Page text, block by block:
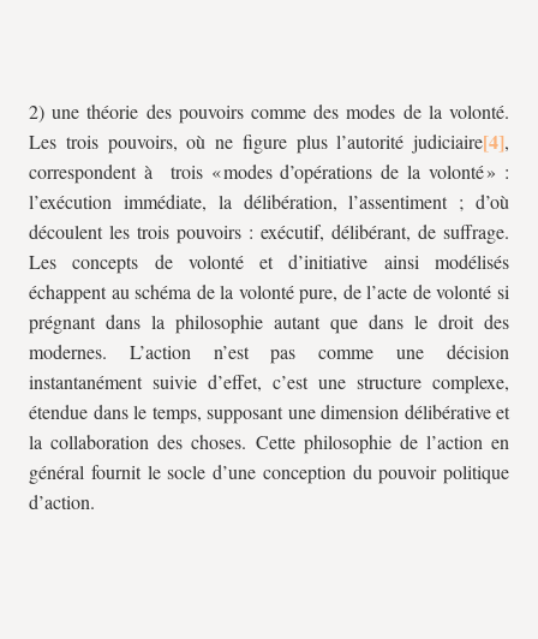
2) une théorie des pouvoirs comme des modes de la volonté.
Les trois pouvoirs, où ne figure plus l’autorité judiciaire
,
correspondent à trois « modes d’opérations de la volonté » :
l’exécution immédiate, la délibération, l’assentiment ; d’où
découlent les trois pouvoirs : exécutif, délibérant, de suffrage.
Les concepts de volonté et d’initiative ainsi modélisés
échappent au schéma de la volonté pure, de l’acte de volonté si
prégnant dans la philosophie autant que dans le droit des
modernes. L’action n’est pas comme une décision
instantanément suivie d’effet, c’est une structure complexe,
étendue dans le temps, supposant une dimension délibérative et
la collaboration des choses. Cette philosophie de l’action en
général fournit le socle d’une conception du pouvoir politique
d’action.